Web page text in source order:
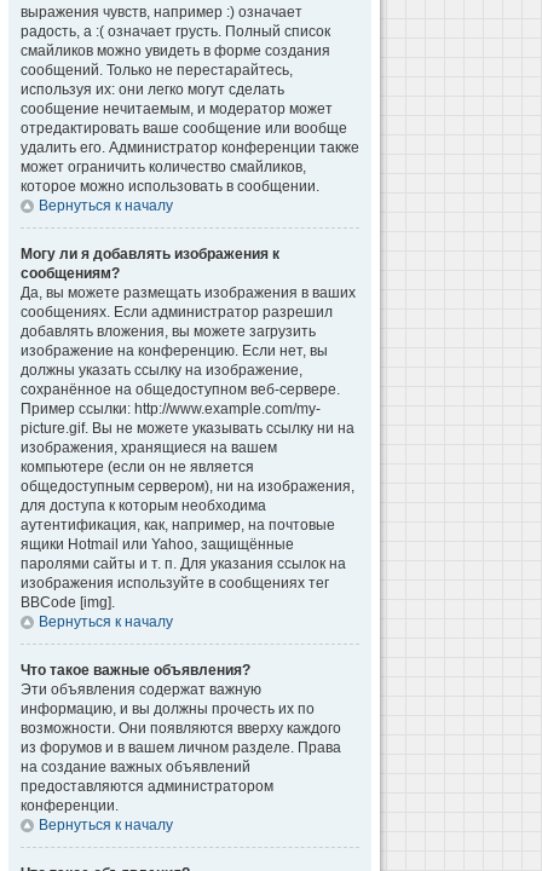
выражения чувств, например :) означает
радость, а :( означает грусть. Полный список
смайликов можно увидеть в форме создания
сообщений. Только не перестарайтесь,
используя их: они легко могут сделать
сообщение нечитаемым, и модератор может
отредактировать ваше сообщение или вообще
удалить его. Администратор конференции также
может ограничить количество смайликов,
которое можно использовать в сообщении.
Вернуться к началу
Могу ли я добавлять изображения к
сообщениям?
Да, вы можете размещать изображения в ваших
сообщениях. Если администратор разрешил
добавлять вложения, вы можете загрузить
изображение на конференцию. Если нет, вы
должны указать ссылку на изображение,
сохранённое на общедоступном веб-сервере.
Пример ссылки: http://www.example.com/my-
picture.gif. Вы не можете указывать ссылку ни на
изображения, хранящиеся на вашем
компьютере (если он не является
общедоступным сервером), ни на изображения,
для доступа к которым необходима
аутентификация, как, например, на почтовые
ящики Hotmail или Yahoo, защищённые
паролями сайты и т. п. Для указания ссылок на
изображения используйте в сообщениях тег
BBCode [img].
Вернуться к началу
Что такое важные объявления?
Эти объявления содержат важную
информацию, и вы должны прочесть их по
возможности. Они появляются вверху каждого
из форумов и в вашем личном разделе. Права
на создание важных объявлений
предоставляются администратором
конференции.
Вернуться к началу